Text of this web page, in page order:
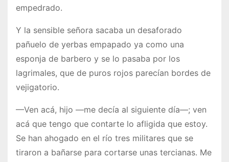
empedrado.
Y la sensible señora sacaba un desaforado
pañuelo de yerbas empapado ya como una
esponja de barbero y se lo pasaba por los
lagrimales, que de puros rojos parecían bordes de
vejigatorio.
—Ven acá, hijo —me decía al siguiente día—; ven
acá que tengo que contarte lo afligida que estoy.
Se han ahogado en el río tres militares que se
tiraron a bañarse para cortarse unas tercianas. Me